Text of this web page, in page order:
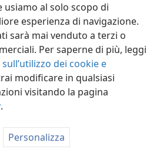
al solo scopo di
esperienza di navigazione.
sarà mai venduto a terzi o
Per saperne di più, leggi
dei cookie e
modificare in qualsiasi
visitando la pagina
.
Personalizza
ancora in quel tempo Satana il
mostrano che il Diavolo è veramente il
gli adoratori di Geova sulla terra?
Babilonia la Grande
il Diavolo dall’essere ciò che
di questo mondo”, o
l’apostolo Paolo, “l’iddio di
(
13:3, 4
la Grande, che aveva